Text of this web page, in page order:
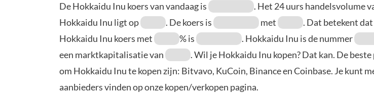
De Hokkaidu Inu koers van vandaag is
. Het 24 uurs handelsvolume
Hokkaidu Inu ligt op
. De koers is met
. Dat betekent
Hokkaidu Inu koers met
% is . Hokkaidu Inu is de nummer
een marktkapitalisatie van
. Wil je Hokkaidu Inu kopen? Dat kan. De beste
om Hokkaidu Inu te kopen zijn: Bitvavo, KuCoin, Binance en Coinbase. Je kunt
aanbieders vinden op onze kopen/verkopen pagina.